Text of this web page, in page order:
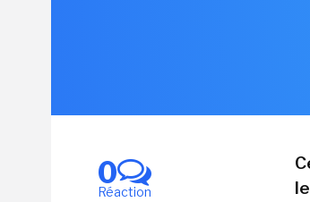
0
Réaction